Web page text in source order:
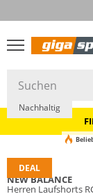
PREIS & WERT
DEAL
Nachhaltig
NEW BALANCE
Herren Laufshorts